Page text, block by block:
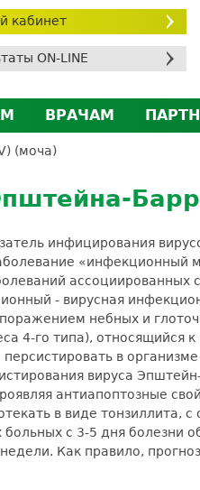
кабинет
ON-LINE
пациента
профилактических
вычет
ВРАЧАМ
Экскурсия в
(моча)
инфицирования
«инфекционный
- вирусная
небных и
4-го типа), относящийся
в
вируса
антиапоптозные
в виде тонзиллита,
с 3-5 дня болезни
Как правило,